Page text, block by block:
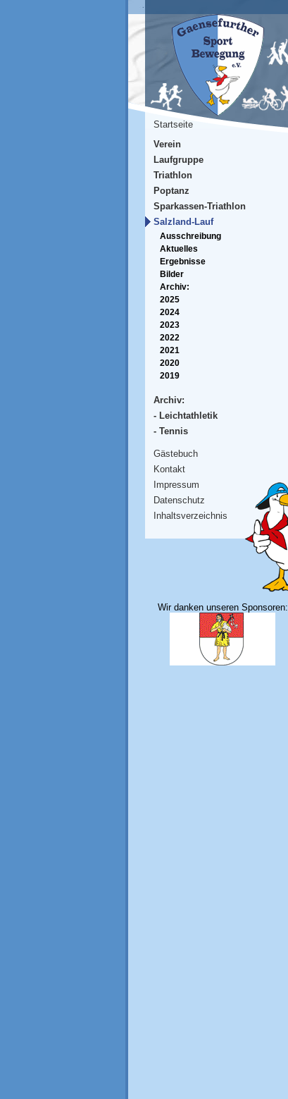
Startseite
Verein
Laufgruppe
Triathlon
Poptanz
Sparkassen-Triathlon
Salzland-Lauf
Ausschreibung
Aktuelles
Ergebnisse
Bilder
Archiv:
2025
2024
2023
2022
2021
2020
2019
Archiv:
- Leichtathletik
- Tennis
Gästebuch
Kontakt
Impressum
Datenschutz
Inhaltsverzeichnis
Wir danken unseren Sponsoren: